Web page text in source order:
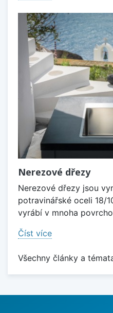
Nerezové dřezy
Nerezové dřezy jsou
potravinářské oceli 18/
vyrábí v mnoha
Číst více
Všechny články a